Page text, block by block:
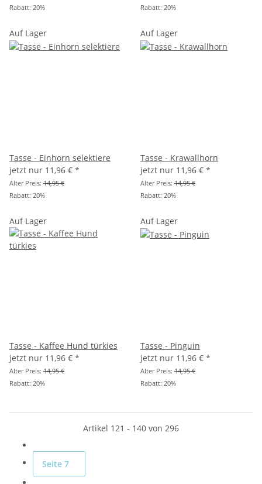
Rabatt: 20%
Rabatt: 20%
Auf Lager
Tasse - Einhorn selektiere
jetzt nur 11,96 € *
Alter Preis: 14,95 €
Rabatt: 20%
Auf Lager
Tasse - Krawallhorn
jetzt nur 11,96 € *
Alter Preis: 14,95 €
Rabatt: 20%
Auf Lager
Tasse - Kaffee Hund türkies
jetzt nur 11,96 € *
Alter Preis: 14,95 €
Rabatt: 20%
Auf Lager
Tasse - Pinguin
jetzt nur 11,96 € *
Alter Preis: 14,95 €
Rabatt: 20%
Artikel 121 - 140 von 296
Seite 7